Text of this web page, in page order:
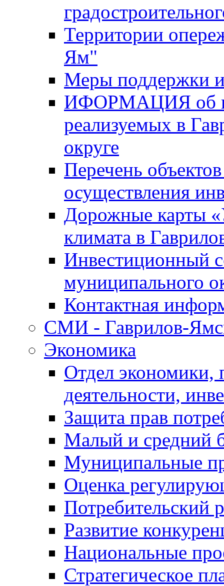
Территории
Ям"
Меры поддержки
ИФОРМАЦИЯ об
реализуемых в
округе
Перечень
осуществления
Дорожные карты
климата в
Инвестиционный
муниципального
Контактная
СМИ - Гаврилов-
Экономика
Отдел экономики,
деятельности,
Защита прав
Малый и средний
Муниципальные
Оценка
Потребительский
Развитие
Национальные
Стратегическое